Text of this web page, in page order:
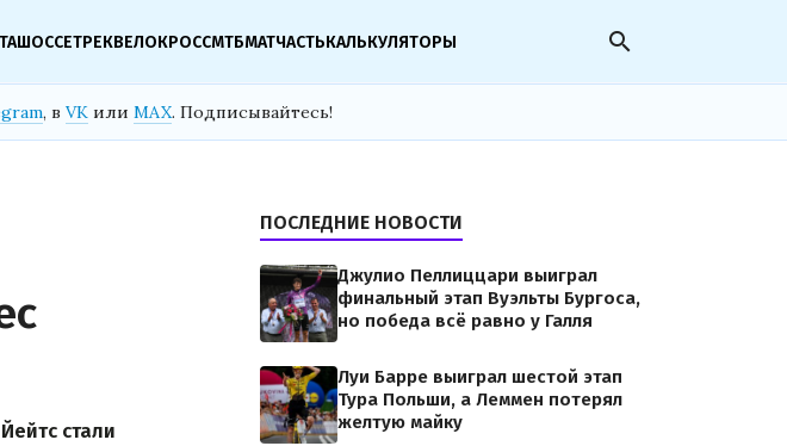
ШОССЕТРЕКВЕЛОКРОССМТБМАТЧАСТЬКАЛЬКУЛЯТОРЫ search
, в VK или MAX. Подписывайтесь!
стали
ПОСЛЕДНИЕ НОВОСТИ
Джулио Пеллиццари выиграл
финальный этап Вуэльты Бургоса,
но победа всё равно у Галля
Луи Барре выиграл шестой этап
Тура Польши, а Леммен потерял
желтую майку